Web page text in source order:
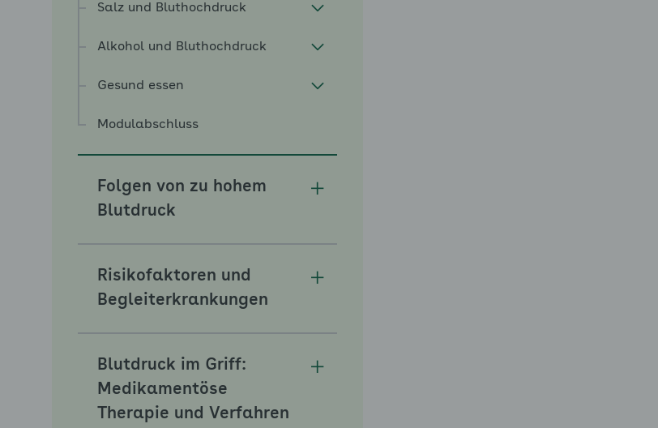
Salz und Bluthochdruck
Alkohol und Bluthochdruck
Gesund essen
Modulabschluss
Folgen von zu hohem
Blutdruck
Risikofaktoren und
Begleiterkrankungen
Blutdruck im Griff:
Medikamentöse
Therapie und Verfahren